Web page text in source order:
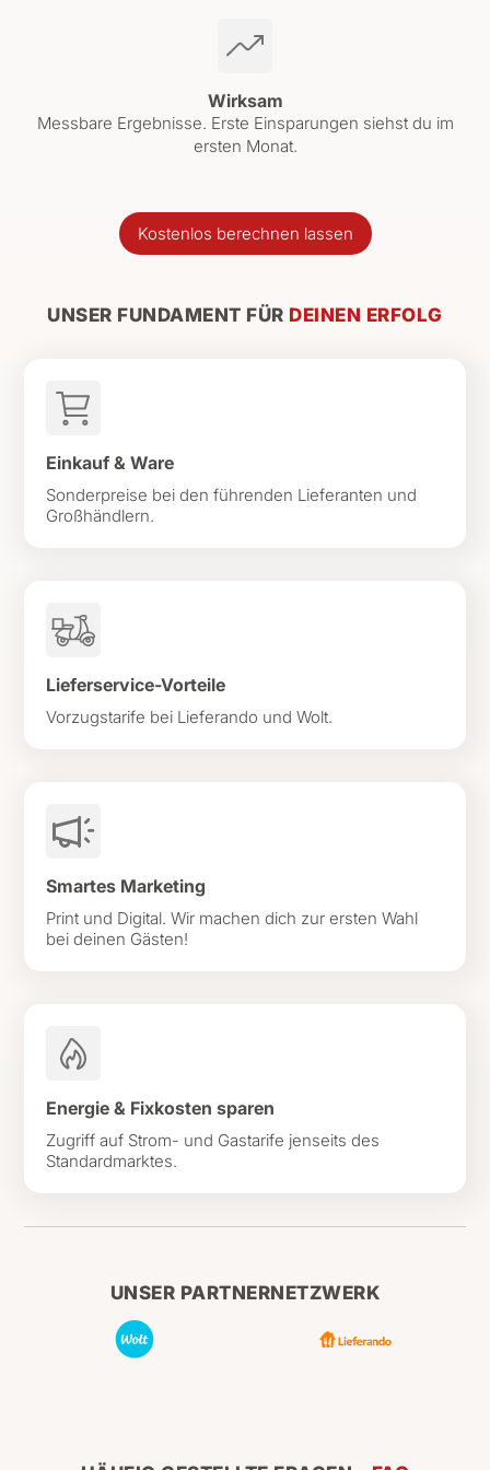
Wirksam
Messbare Ergebnisse. Erste Einsparungen siehst du im
ersten Monat.
Kostenlos berechnen lassen
UNSER FUNDAMENT FÜR DEINEN ERFOLG
Einkauf & Ware
Sonderpreise bei den führenden Lieferanten und
Großhändlern.
Lieferservice-Vorteile
Vorzugstarife bei Lieferando und Wolt.
Smartes Marketing
Print und Digital. Wir machen dich zur ersten Wahl
bei deinen Gästen!
Energie & Fixkosten sparen
Zugriff auf Strom- und Gastarife jenseits des
Standardmarktes.
UNSER PARTNERNETZWERK